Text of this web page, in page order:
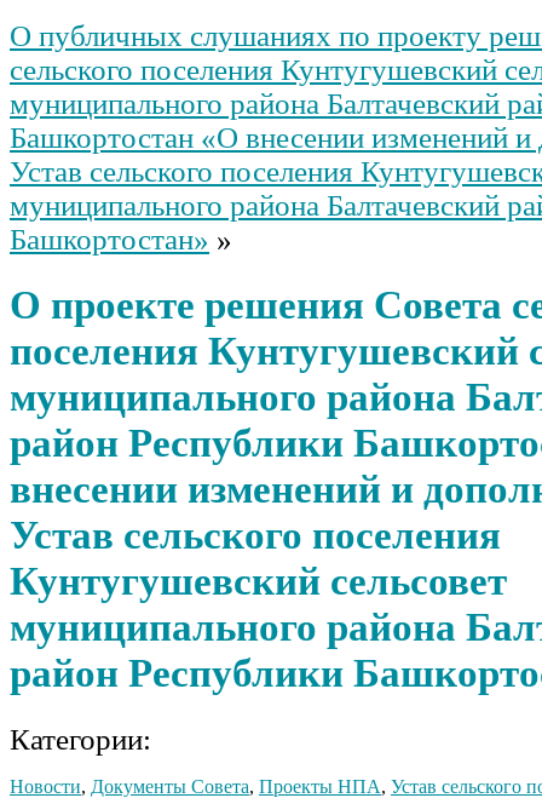
О публичных слушаниях по проекту
сельского поселения Кунтугушевский
муниципального района Балтачевский
Башкортостан «О внесении изменений и
Устав сельского поселения
муниципального района Балтачевский
Башкортостан» »
О проекте решения Совета
поселения Кунтугушевский
муниципального района
район Республики
внесении изменений и
Устав сельского поселения
Кунтугушевский сельсовет
муниципального района
район Республики
Категории:
Новости, Документы Совета, Проекты НПА, Устав сельского